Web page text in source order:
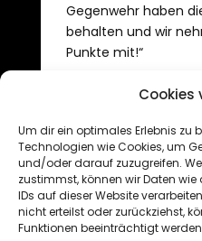
Cookies
Um dir ein optimales Erlebnis zu
Technologien wie Cookies, um
und/oder darauf zuzugreifen.
zustimmst, können wir Daten
IDs auf dieser Website
nicht erteilst oder zurückziehst,
Funktionen beeinträchtigt
Gegenwehr haben
behalten und wir
Punkte mit!“
←13 Spiele für die
U12/1, U18LL und